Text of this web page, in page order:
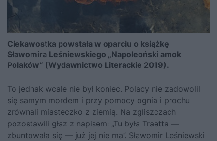
Ciekawostka powstała w oparciu o książkę
Sławomira Leśniewskiego „Napoleoński amok
Polaków” (Wydawnictwo Literackie 2019).
To jednak wcale nie był koniec. Polacy nie zadowolili
się samym mordem i przy pomocy ognia i prochu
zrównali miasteczko z ziemią. Na zgliszczach
pozostawili głaz z napisem: „Tu była Traetta —
zbuntowała się — już jej nie ma”. Sławomir Leśniewski